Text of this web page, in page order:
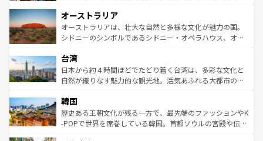
部のニューオーリンズでは、音楽と美食が融合した独特の
文化が魅力。旅行者はアメリカの各地域で異なる魅力を楽
しみながら、その多様性と豊かな歴史を感じることができ
ならではの贅沢な旅のスタイルだ。 なお、新着のアメリカ
情報はコンテンツ一覧を参照してほしい。
ワイ島は見逃せない。また、定番の観光地といえばオアフ
島だが、静かな自然を求めるならマウイ島やカウアイ島が
おすすめ。エメラルドグリーンに輝く海をはじめ、豊かな
れるおもてなしの心で訪れる人々を迎えてくれるハワイの
人々、おいしいローカルフードやハワイアンミュージッ
ク、伝統的なフラダンスなど、すべてがハワイの魅力を彩
ワイを、存分に味わってほしい。 なお、新着のハワイ情報
はコンテンツ一覧を参照してほしい。
オーストラリア
オーストラリアは、壮大な自然と多様な文化が魅力の国。
シドニーのシンボルであるシドニー・オペラハウス、オー
リアリーフや大陸中央部にそびえるウルル（エアーズロッ
ク）、タスマニアの美しい原生林やケアンズの熱帯雨林な
ど、見どころがたくさん。また、カフェやワイン、オージ
いる。アクティビティも充実しており、サーフィンやダイ
ビング、ハイキングなど、アウトドア好きにはたまらな
い。オーストラリアの多彩な魅力を存分に味わいつくそ
台湾
日本から約４時間ほどでたどり着く台湾は、多彩な文化と
自然が織りなす魅力的な観光地。活気あふれる大都市の台
ン）、静ひつな山岳地帯である台湾東部など、都市の喧騒
と山間の静けさが共存しており、訪れる人に新しい発見と
驚きをもたらしてくれる。また、奥深い台湾の食文化も魅
韓国
歴史ある王朝文化が残る一方で、最先端のファッションやK
-POPで世界を席巻している韓国。首都ソウルの宮殿や伝統